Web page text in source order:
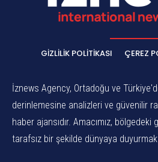
GIZLILIK POLITIKASI ÇEREZ
İznews Agency, Ortadoğu ve
derinlemesine analizleri ve güvenilir
haber ajansıdır. Amacımız, bölgedeki
tarafsız bir şekilde dünyaya